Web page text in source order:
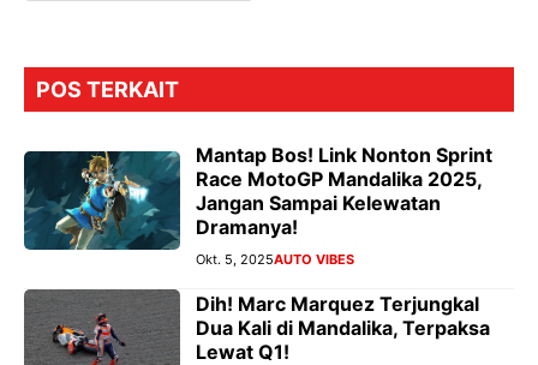
POS TERKAIT
Mantap Bos! Link Nonton Sprint
Race MotoGP Mandalika 2025,
Jangan Sampai Kelewatan
Dramanya!
Okt. 5, 2025AUTO VIBES
Dih! Marc Marquez Terjungkal
Dua Kali di Mandalika, Terpaksa
Lewat Q1!